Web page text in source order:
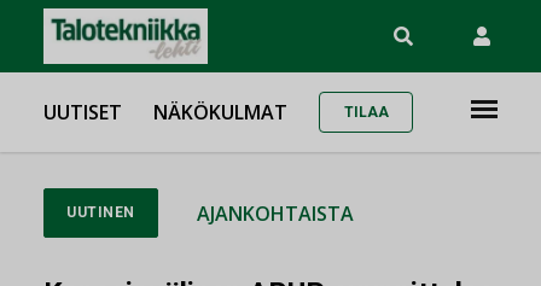
UUTISET NÄKÖKULMAT TILAA
UUTINEN AJANKOHTAISTA